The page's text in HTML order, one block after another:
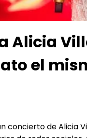
Alicia
el
concierto de Alicia